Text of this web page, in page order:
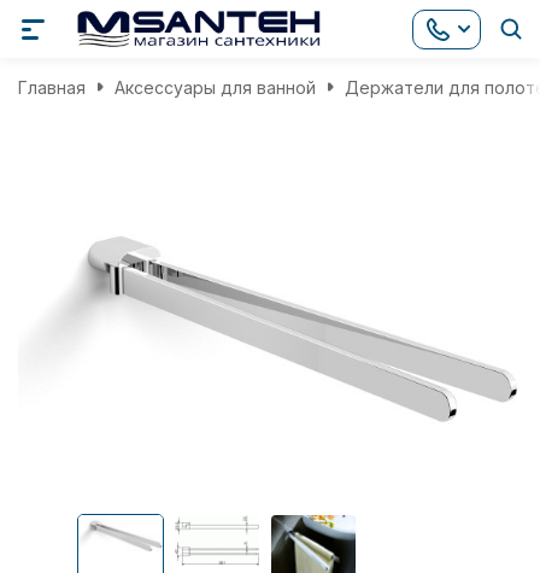
Главная Аксессуары для ванной Держатели для